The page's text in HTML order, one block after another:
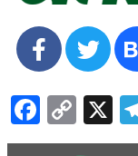
Copy
Link
X